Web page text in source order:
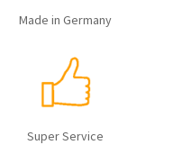
Made in Germany
Super Service